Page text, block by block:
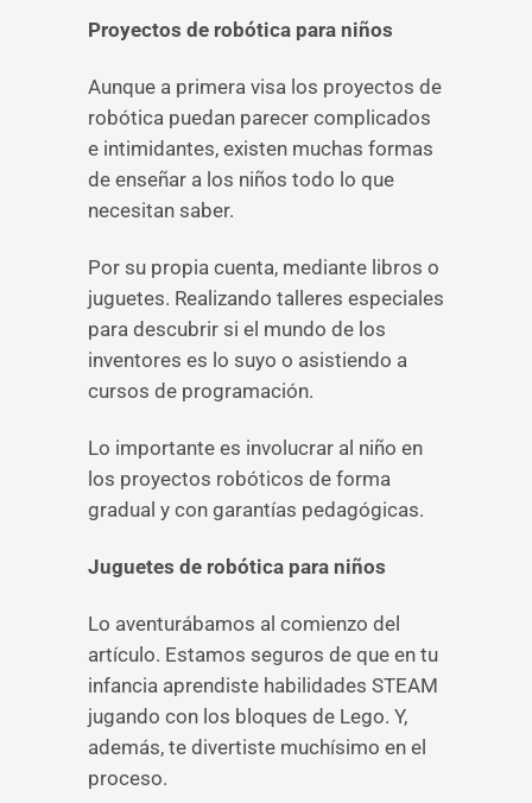
Proyectos de robótica para niños
Aunque a primera visa los proyectos de
robótica puedan parecer complicados
e intimidantes, existen muchas formas
de enseñar a los niños todo lo que
necesitan saber.
Por su propia cuenta, mediante libros o
juguetes. Realizando talleres especiales
para descubrir si el mundo de los
inventores es lo suyo o asistiendo a
cursos de programación.
Lo importante es involucrar al niño en
los proyectos robóticos de forma
gradual y con garantías pedagógicas.
Juguetes de robótica para niños
Lo aventurábamos al comienzo del
artículo. Estamos seguros de que en tu
infancia aprendiste habilidades STEAM
jugando con los bloques de Lego. Y,
además, te divertiste muchísimo en el
proceso.